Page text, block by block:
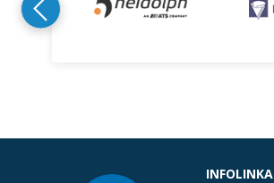
INFOLINKA